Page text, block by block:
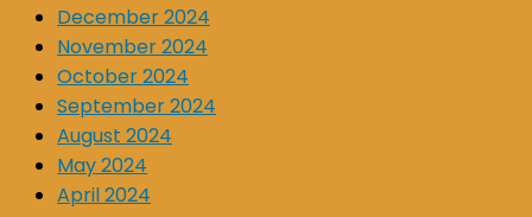
December 2024
November 2024
October 2024
September 2024
August 2024
May 2024
April 2024